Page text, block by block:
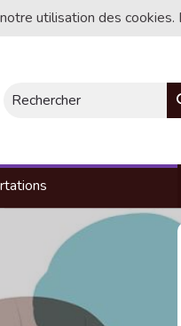
utilisation des
Rechercher